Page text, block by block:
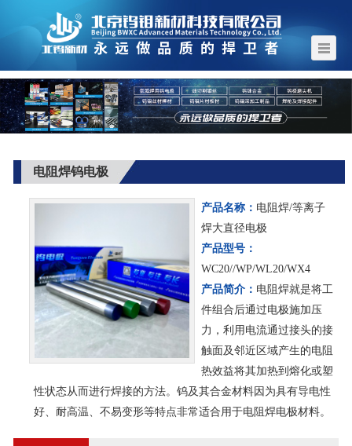
电阻焊钨电极
产品名称： 电阻焊/等离子
焊大直径电极
产品型号：
WC20//WP/WL20/WX4
产品简介： 电阻焊就是将工
件组合后通过电极施加压
力，利用电流通过接头的接
触面及邻近区域产生的电阻
热效益将其加热到熔化或塑
性状态从而进行焊接的方法。钨及其合金材料因为具有导电性
好、耐高温、不易变形等特点非常适合用于电阻焊电极材料。